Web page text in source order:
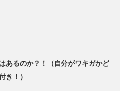
あるのか？！（自分がワキガかど
き！）